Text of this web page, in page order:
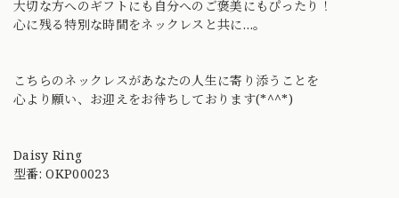
大切な方へのギフトにも自分へのご褒美にもぴったり！
心に残る特別な時間をネックレスと共に…。
こちらのネックレスがあなたの人生に寄り添うことを
心より願い、お迎えをお待ちしております(*^^*)
Daisy Ring
型番: OKP00023